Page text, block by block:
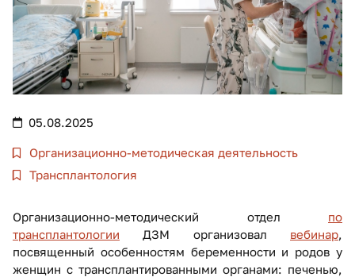
05.08.2025
Организационно-методическая деятельность
Трансплантология
Организационно-методический отдел по
трансплантологии ДЗМ организовал вебинар
посвященный особенностям беременности и родов у
женщин с трансплантированными органами: печенью,